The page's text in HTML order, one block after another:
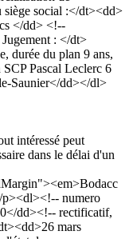
siège social :</dt><dd>
</dd> <!--
: </dt>
durée du plan 9 ans,
Pascal Leclerc 6
Saunier</dd></dl>
intéressé peut
dans le délai d'un
p><dl><!-- numero
dd><!-- rectificatif,
mars